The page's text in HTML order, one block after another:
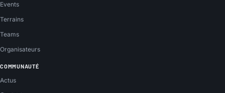
Events
Terrains
Teams
Organisateurs
COMMUNAUTÉ
Actus